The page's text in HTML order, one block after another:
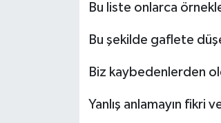
Bu liste onlarca
Bu şekilde gaflete
Biz kaybedenlerden
Yanlış anlamayın fikri